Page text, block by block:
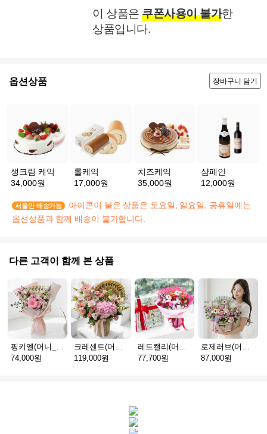
이 상품은 쿠폰사용이 불가한
상품입니다.
옵션상품 장바구니 담기
생크림 케익
34,000원
롤케익
17,000원
치즈케익
35,000원
샴페인
12,000원
서울만 배송가능
아이콘이 붙은 상품은 토요일, 일요일, 공휴일에는
옵션상품과 함께 배송이 불가합니다.
다른 고객이 함께 본 상품
74,000원
119,000원
77,700원
87,000원